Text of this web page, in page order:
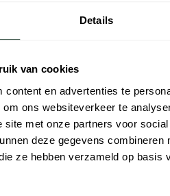
Details
van cookies
content en advertenties te
ons websiteverkeer te
site met onze partners voor
deze gegevens combineren
ze hebben verzameld op basis